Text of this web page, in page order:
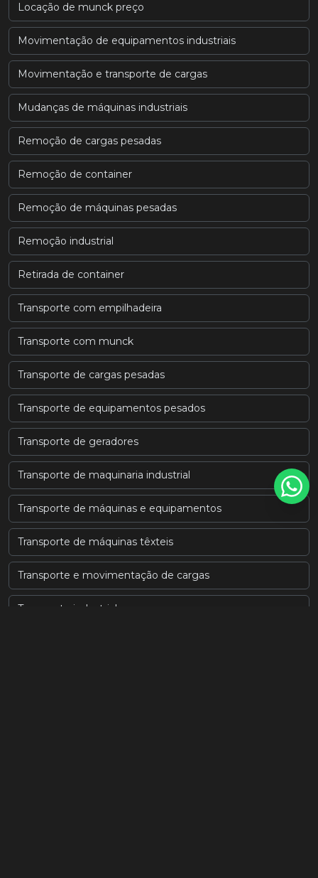
Locação de munck preço
Movimentação de equipamentos industriais
Movimentação e transporte de cargas
Mudanças de máquinas industriais
Remoção de cargas pesadas
Remoção de container
Remoção de máquinas pesadas
Remoção industrial
Retirada de container
Transporte com empilhadeira
Transporte com munck
Transporte de cargas pesadas
Transporte de equipamentos pesados
Transporte de geradores
Transporte de maquinaria industrial
Transporte de máquinas e equipamentos
Transporte de máquinas têxteis
Transporte e movimentação de cargas
Transporte industrial